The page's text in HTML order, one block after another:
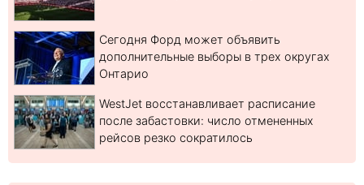
Сегодня Форд может объявить
дополнительные выборы в трех округах
Онтарио
WestJet восстанавливает расписание
после забастовки: число отмененных
рейсов резко сократилось